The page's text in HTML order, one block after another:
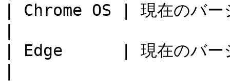
| Chrome OS | 現在のバ
| Edge      | 現在のバー